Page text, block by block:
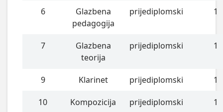
6
Glazbena
pedagogija
prijediplomski 1
7
Glazbena
teorija
prijediplomski 1
9 Klarinet prijediplomski 1
10 Kompozicija prijediplomski 1